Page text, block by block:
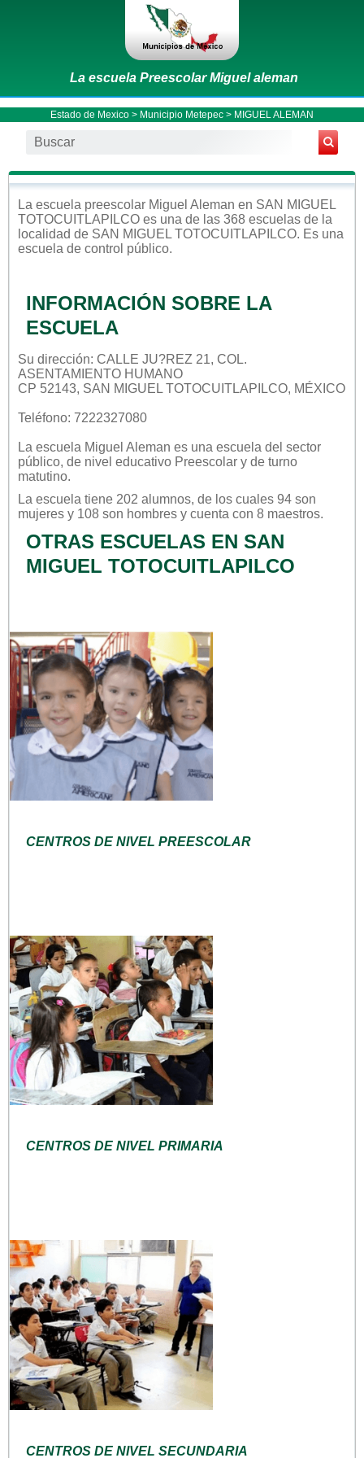
La escuela Preescolar Miguel aleman
Estado de Mexico > Municipio Metepec > MIGUEL ALEMAN
La escuela preescolar Miguel Aleman en SAN MIGUEL
TOTOCUITLAPILCO es una de las 368 escuelas de la
localidad de SAN MIGUEL TOTOCUITLAPILCO. Es una
escuela de control público.
INFORMACIÓN SOBRE LA
ESCUELA
Su dirección: CALLE JU?REZ 21, COL.
ASENTAMIENTO HUMANO
CP 52143, SAN MIGUEL TOTOCUITLAPILCO, MÉXICO
Teléfono: 7222327080
La escuela Miguel Aleman es una escuela del sector
público, de nivel educativo Preescolar y de turno
matutino.
La escuela tiene 202 alumnos, de los cuales 94 son
mujeres y 108 son hombres y cuenta con 8 maestros.
OTRAS ESCUELAS EN SAN
MIGUEL TOTOCUITLAPILCO
CENTROS DE NIVEL PREESCOLAR
CENTROS DE NIVEL PRIMARIA
CENTROS DE NIVEL SECUNDARIA